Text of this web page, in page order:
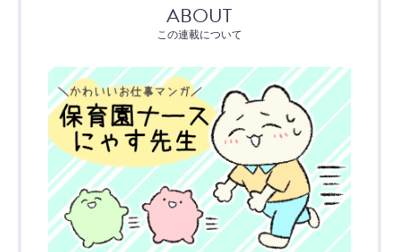
ABOUT
この連載について